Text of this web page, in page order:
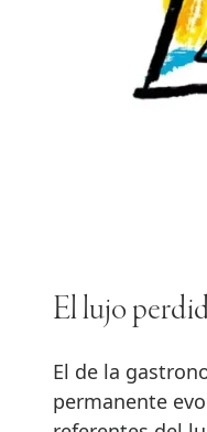
El lujo
El de la
permanente